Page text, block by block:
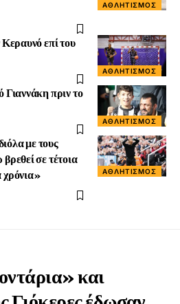
ΑΘΛΗΤΙΣΜΌΣ
ΑΘΛΗΤΙΣΜΌΣ
επί του
ΑΘΛΗΤΙΣΜΌΣ
Γιαννάκη πριν το
ΑΘΛΗΤΙΣΜΌΣ
με τους
σε τέτοια
χρόνια»
και